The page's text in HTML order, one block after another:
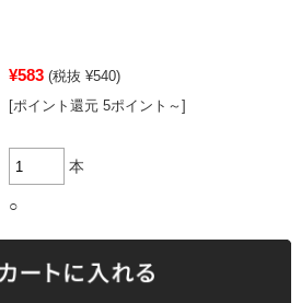
¥583 (税抜 ¥540)
[ポイント還元 5ポイント～]
本
○